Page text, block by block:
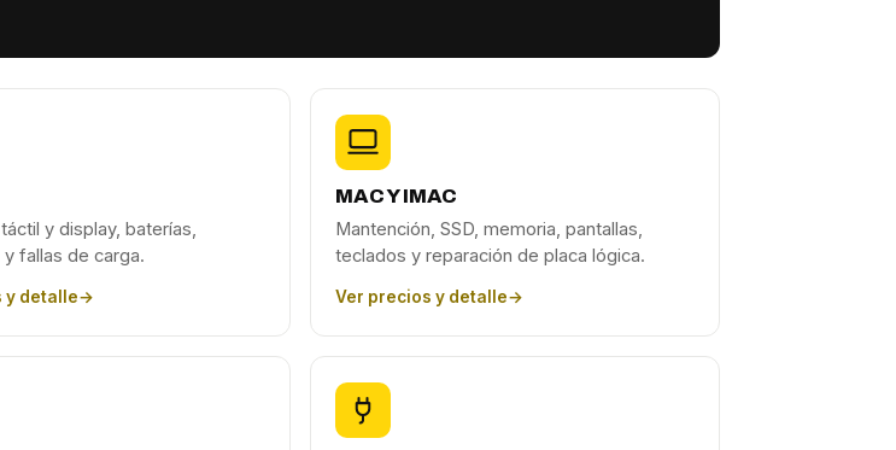
y display, baterías,
fallas de carga.
y detalle→
MAC Y IMAC
Mantención, SSD, memoria, pantallas,
teclados y reparación de placa lógica.
Ver precios y detalle→